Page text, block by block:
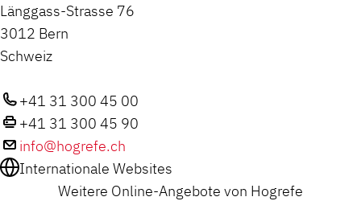
Länggass-Strasse 76
3012 Bern
Schweiz
+41 31 300 45 00
+41 31 300 45 90
info@hogrefe.ch
Internationale Websites
Weitere Online-Angebote von Hogrefe